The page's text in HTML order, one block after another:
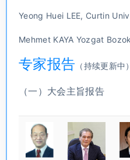
Yeong Huei LEE, Curtin
Mehmet KAYA Yozgat
专家报告 （持续更新中）
（一）大会主旨报告